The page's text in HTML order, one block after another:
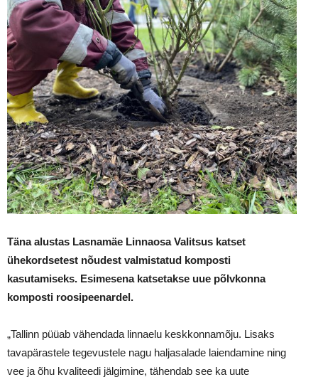
Täna alustas Lasnamäe Linnaosa Valitsus katset
ühekordsetest nõudest valmistatud komposti
kasutamiseks. Esimesena katsetakse uue põlvkonna
komposti roosipeenardel.
„Tallinn püüab vähendada linnaelu keskkonnamõju. Lisaks
tavapärastele tegevustele nagu haljasalade laiendamine ning
vee ja õhu kvaliteedi jälgimine, tähendab see ka uute